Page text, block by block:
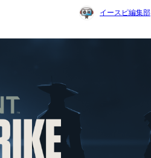
イースピ編集部